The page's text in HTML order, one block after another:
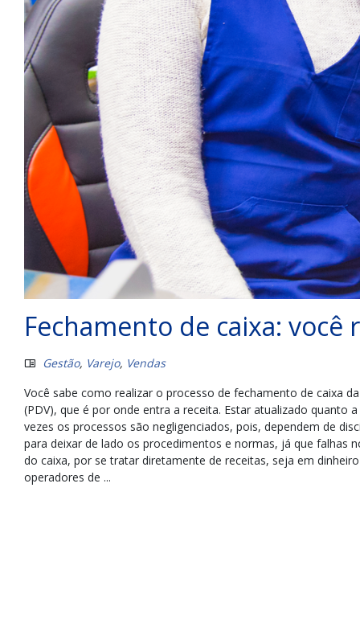
Fechamento de caixa: você
Gestão, Varejo, Vendas
Você sabe como realizar o processo de fechamento de caixa
(PDV), que é por onde entra a receita. Estar atualizado
vezes os processos são negligenciados, pois, dependem de
para deixar de lado os procedimentos e normas, já que falhas
do caixa, por se tratar diretamente de receitas, seja em
operadores de ...